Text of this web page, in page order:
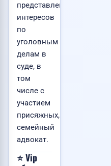
представление
интересов
по
уголовным
делам в
суде, в
том
числе с
участием
присяжных,
семейный
адвокат.
⭐ Vip